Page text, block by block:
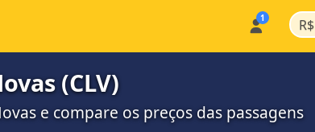
R$
(CLV)
e compare os preços das passagens